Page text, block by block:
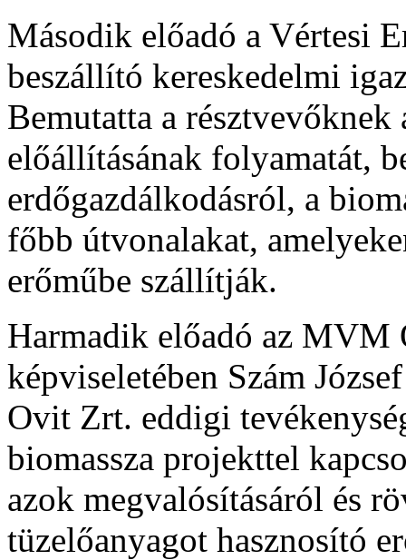
Második előadó a Vértesi
beszállító kereskedelmi
Bemutatta a résztvevőknek
előállításának folyamatát,
erdőgazdálkodásról, a
főbb útvonalakat,
erőműbe szállítják.
Harmadik előadó az
képviseletében Szám
Ovit Zrt. eddigi
biomassza projekttel
azok megvalósításáról és
tüzelőanyagot hasznosító